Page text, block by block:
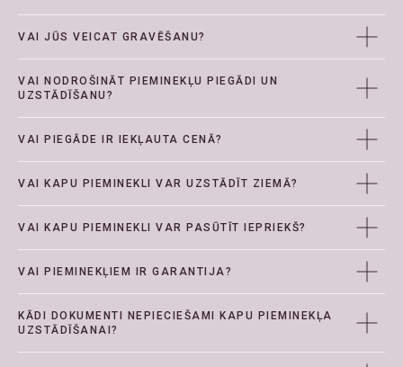
VAI JŪS VEICAT GRAVĒŠANU?
VAI NODROŠINĀT PIEMINEKĻU PIEGĀDI UN
UZSTĀDĪŠANU?
VAI PIEGĀDE IR IEKĻAUTA CENĀ?
VAI KAPU PIEMINEKLI VAR UZSTĀDĪT ZIEMĀ?
VAI KAPU PIEMINEKLI VAR PASŪTĪT IEPRIEKŠ?
VAI PIEMINEKĻIEM IR GARANTIJA?
KĀDI DOKUMENTI NEPIECIEŠAMI KAPU PIEMINEKĻA
UZSTĀDĪŠANAI?